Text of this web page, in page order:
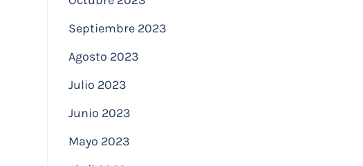
Septiembre 2023
Agosto 2023
Julio 2023
Junio 2023
Mayo 2023